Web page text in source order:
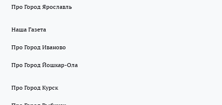
Про Город Ярославль
Наша Газета
Про Город Иваново
Про Город Йошкар-Ола
Про Город Курск